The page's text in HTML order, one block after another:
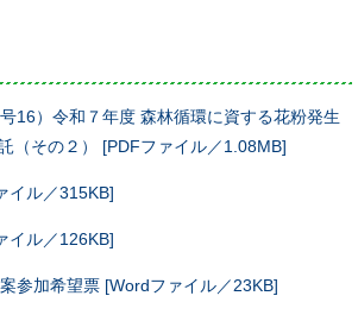
16）令和７年度 森林循環に資する花粉発生
（その２） [PDFファイル／1.08MB]
イル／315KB]
イル／126KB]
案参加希望票 [Wordファイル／23KB]